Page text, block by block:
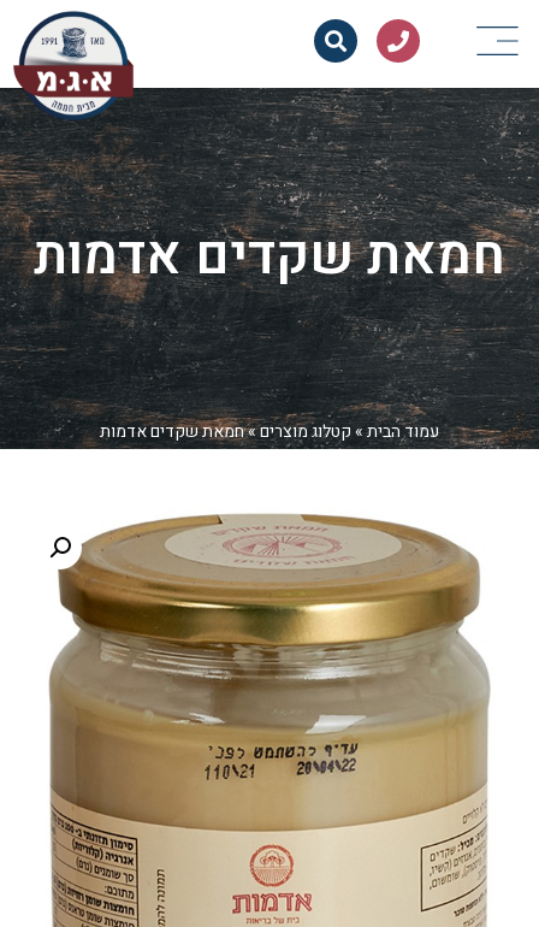
חמאת שקדים אדמות
עמוד הבית»קטלוג מוצרים»חמאת שקדים אדמות